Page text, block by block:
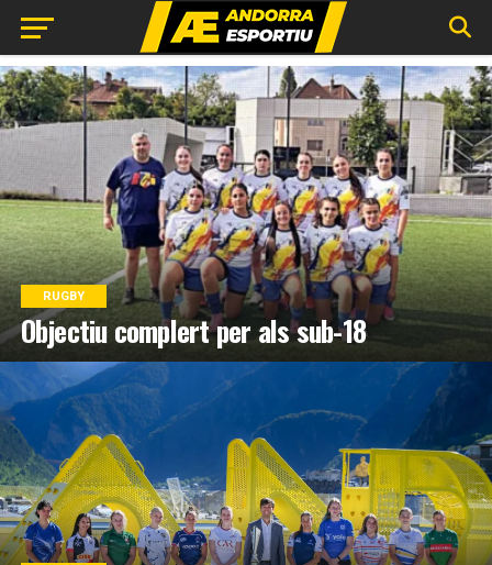
RUGBY
Objectiu complert per als sub-18